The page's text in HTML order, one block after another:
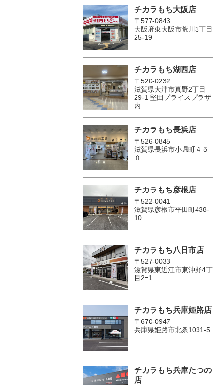
チカラもち大阪店
〒577-0843
大阪府東大阪市荒川3丁目
25-19
チカラもち湖西店
〒520-0232
滋賀県大津市真野2丁目
29-1 堅田プライスプラザ
内
チカラもち長浜店
〒526-0845
滋賀県長浜市小堀町４５
０
チカラもち彦根店
〒522-0041
滋賀県彦根市平田町438-
10
チカラもち八日市店
〒527-0033
滋賀県東近江市東沖野4丁
目2ｰ1
チカラもち兵庫姫路店
〒670-0947
兵庫県姫路市北条1031-5
チカラもち兵庫たつの
店